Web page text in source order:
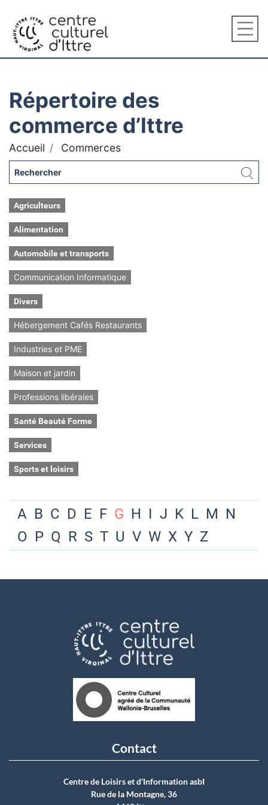
Répertoire des
commerce d’Ittre
Accueil Commerces
Agriculteurs
Alimentation
Automobile et transports
Communication Informatique
Divers
Hébergement Cafés Restaurants
Industries et PME
Maison et jardin
Professions libérales
Santé Beauté Forme
Services
Sports et loisirs
A B C D E F G H I J K L M N
O P Q R S T U V W X Y Z
Contact
Centre de Loisirs et d'Information asbI
Rue de la Montagne, 36